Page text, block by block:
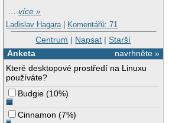
…více »
Ladislav Hagara | Komentářů: 71
Centrum | Napsat |Starší
navrhněte »
Anketa
Které desktopové prostředí na Linuxu
používáte?
Budgie (10%)
Cinnamon (7%)